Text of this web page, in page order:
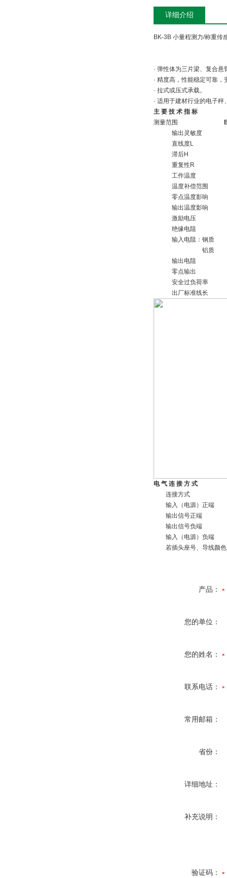
详细介绍
BK-3B 小量程测力/称重传
· 弹性体为三片梁、复合
· 精度高，性能稳定可靠，
· 拉式或压式承载。
· 适用于建材行业的电子
主 要 技 术 指 标
测量范围
输出灵敏度
直线度L
滞后H
重复性R
工作温度
温度补偿范围
零点温度影响
输出温度影响
激励电压
绝缘电阻
输入电阻：钢质
铝质
输出电阻
零点输出
安全过负荷率
出厂标准线长
电 气 连 接 方 式
连接方式
输入（电源）正端
输出信号正端
输出信号负端
输入（电源）负端
若插头座号、导线颜色
产品：
您的单位：
您的姓名：
联系电话：
常用邮箱：
省份：
详细地址：
补充说明：
验证码：